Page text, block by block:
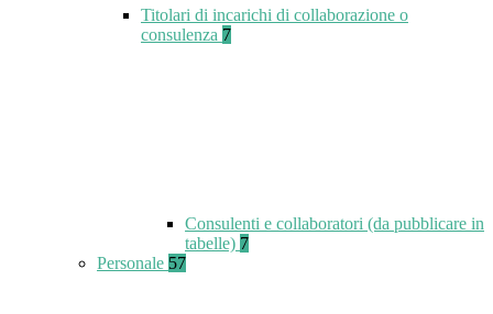
Titolari di incarichi di collaborazione o
consulenza 7
Consulenti e collaboratori (da pubblicare in
tabelle) 7
Personale 57